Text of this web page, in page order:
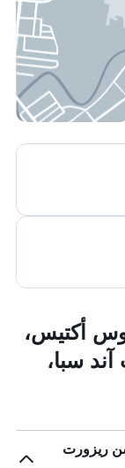
أكتيس،
سبا،
ريزورت